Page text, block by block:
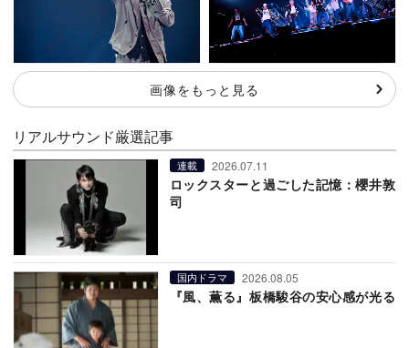
画像をもっと見る
リアルサウンド厳選記事
連載 2026.07.11
ロックスターと過ごした記憶：櫻井敦
司
国内ドラマ 2026.08.05
『風、薫る』板橋駿谷の安心感が光る